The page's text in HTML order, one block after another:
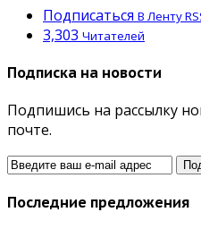
Подписаться В Ленту
3,303 Читателей
Подписка на новости
Подпишись на рассылку
почте.
Последние предложения